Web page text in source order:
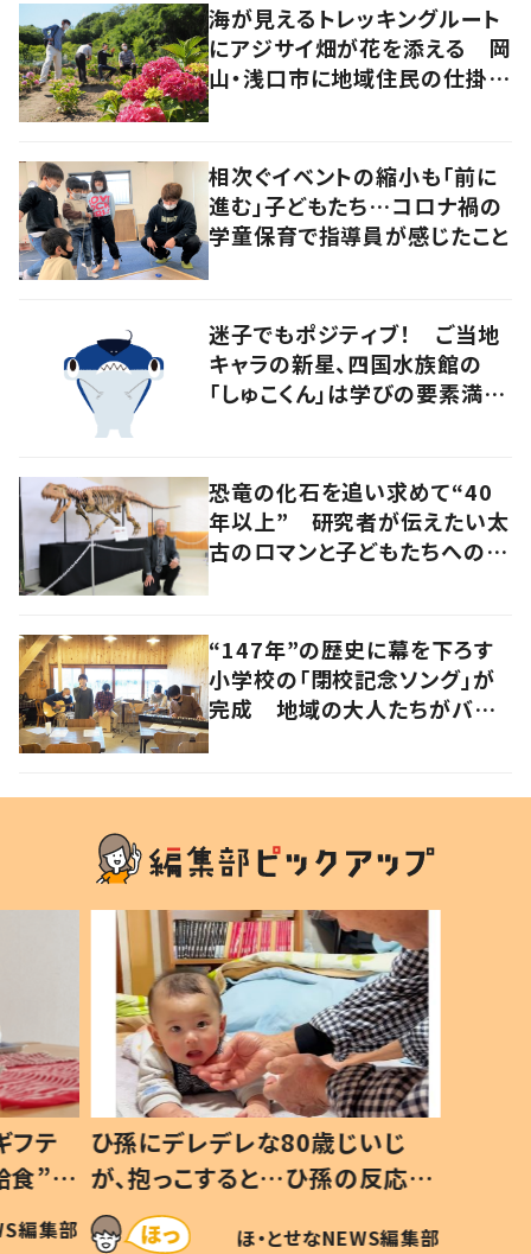
海が見えるトレッキングルート
にアジサイ畑が花を添える 岡
山・浅口市に地域住民の仕掛け
相次ぐイベントの縮小も「前に
進む」子どもたち…コロナ禍の
学童保育で指導員が感じたこと
迷子でもポジティブ！ ご当地
キャラの新星、四国水族館の
「しゅこくん」は学びの要素満載
恐竜の化石を追い求めて“40
年以上” 研究者が伝えたい太
古のロマンと子どもたちへのメ
“147年”の歴史に幕を下ろす
小学校の「閉校記念ソング」が
完成 地域の大人たちがバン
な80歳じいじ
と…ひ孫の反応に
「可愛くて仕方な
・とせなNEWS編集部
生後8ヶ月で亡くなった息子
3年半後、当時の妻の日記に
ほ・とせなNEWS編